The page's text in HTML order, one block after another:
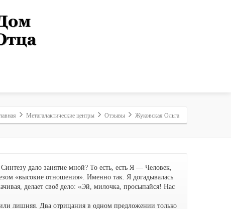
Метагалактические центры Отзывы Жуковская Ольга
дало занятие мной? То есть, есть Я — Человек,
«высокие отношения». Именно так. Я догадывалась
делает своё дело: «Эй, милочка, просыпайся! Нас
лишняя. Два отрицания в одном предложении только